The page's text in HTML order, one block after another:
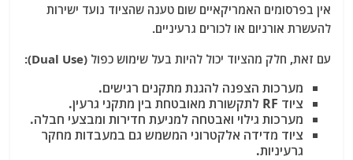
אין בפרסומים האמריקאיים שום טענה שהציוד נועד ישירות
להעשרת אורניום או לכורים גרעיניים.
עם זאת, חלק מהציוד יכול להיות בעל שימוש כפול (Dual Use):
מערכות הצפנה להגנת מתקנים רגישים.
ציוד RF לתקשורת מאובטחת בין מתקני גרעין.
מערכות גילוי ואבטחה למניעת חדירות ומבצעי חבלה.
ציוד מדידה אלקטרוני המשמש גם במעבדות מחקר
גרעיניות.